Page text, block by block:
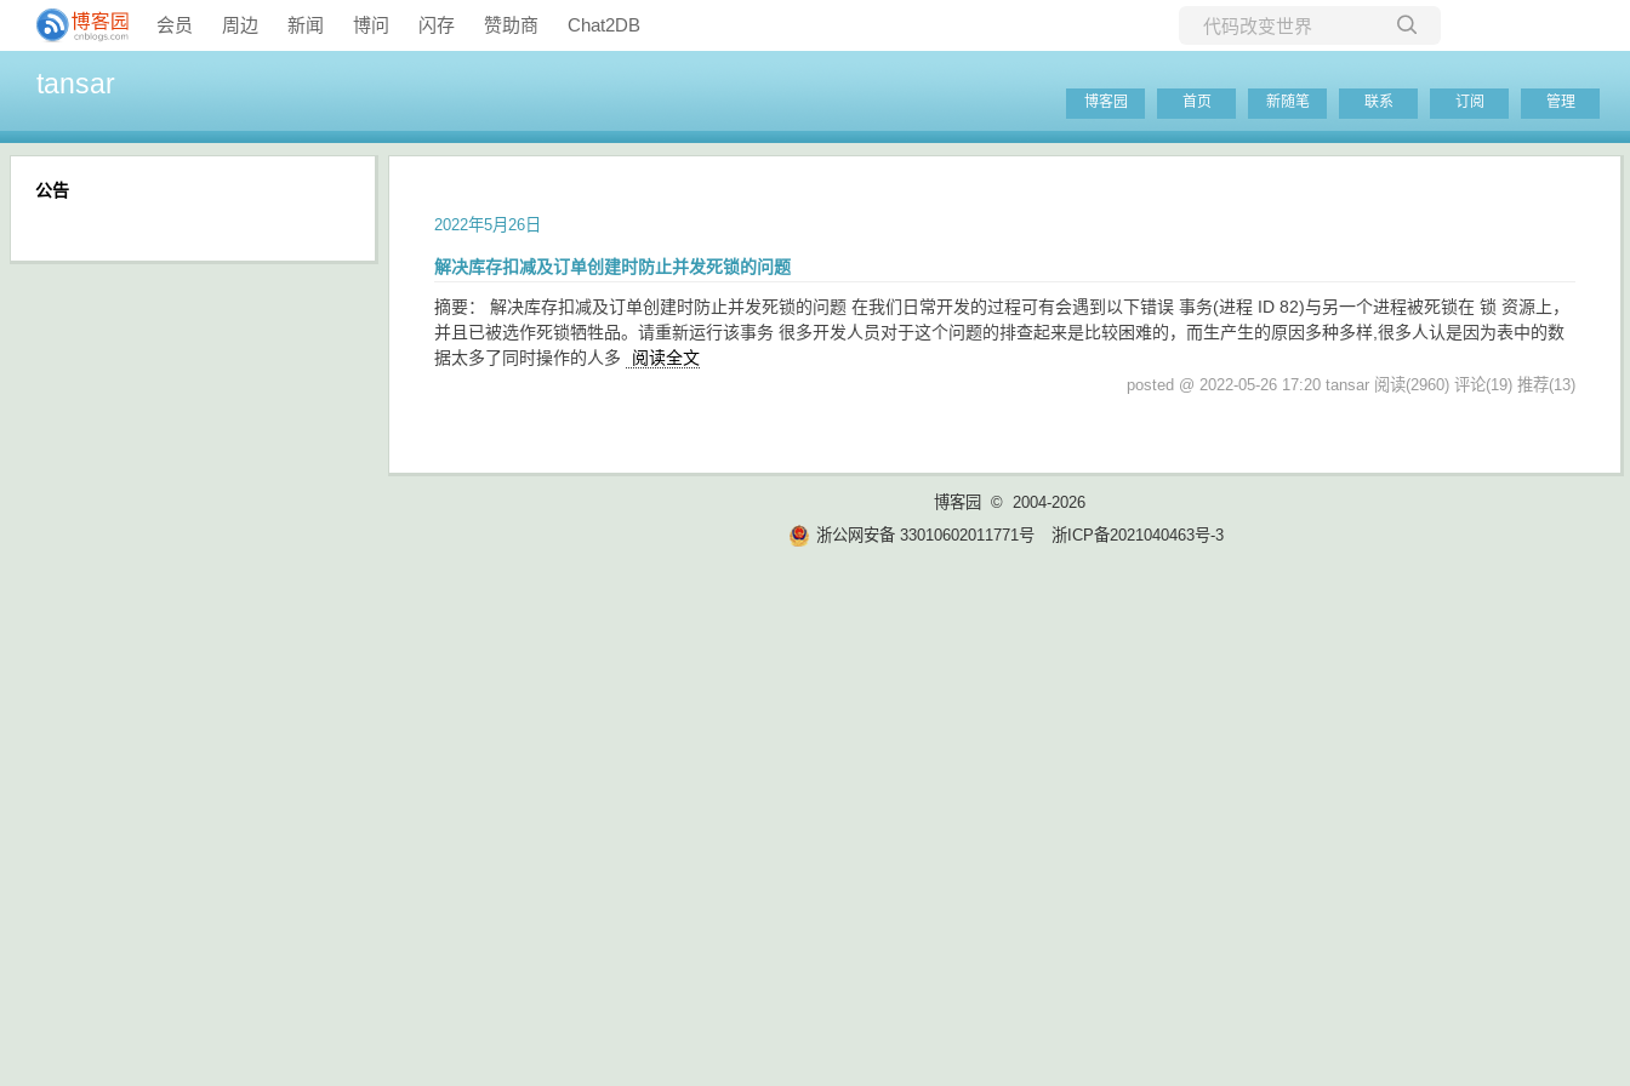
会员 周边 新闻 博问 闪存 赞助商 Chat2DB
当前博客
tansar
博客园 首页 新随笔 联系 订阅 管理
2022年5月26日
解决库存扣减及订单创建时防止并发死锁的问题
摘要： 解决库存扣减及订单创建时防止并发死锁的问题 在我们日常开发的过程可有会遇到以下错误 事务(进程 ID 82)与另一个进程被死锁在 锁 资源上，
并且已被选作死锁牺牲品。请重新运行该事务 很多开发人员对于这个问题的排查起来是比较困难的，而生产生的原因多种多样,很多人认是因为表中的数
据太多了同时操作的人多
阅读全文
posted @ 2022-05-26 17:20 tansar 阅读(2960) 评论(19) 推荐(13)
公告
博客园
© 2004-2026
浙公网安备 33010602011771号
浙ICP备2021040463号-3